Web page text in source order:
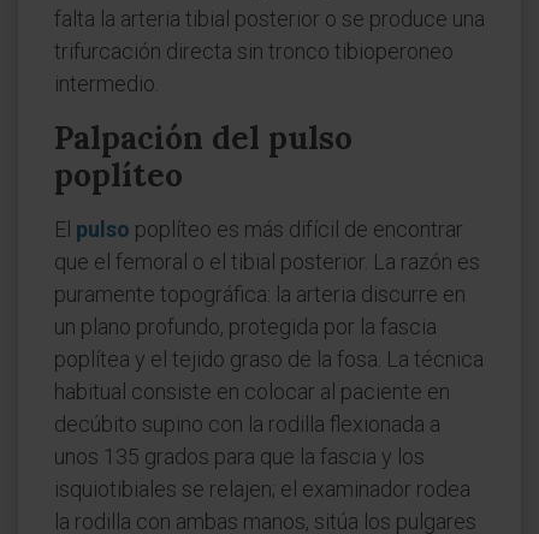
falta la arteria tibial posterior o se produce una
trifurcación directa sin tronco tibioperoneo
intermedio.
Palpación del pulso
poplíteo
El pulso poplíteo es más difícil de encontrar
que el femoral o el tibial posterior. La razón es
puramente topográfica: la arteria discurre en
un plano profundo, protegida por la fascia
poplítea y el tejido graso de la fosa. La técnica
habitual consiste en colocar al paciente en
decúbito supino con la rodilla flexionada a
unos 135 grados para que la fascia y los
isquiotibiales se relajen; el examinador rodea
la rodilla con ambas manos, sitúa los pulgares